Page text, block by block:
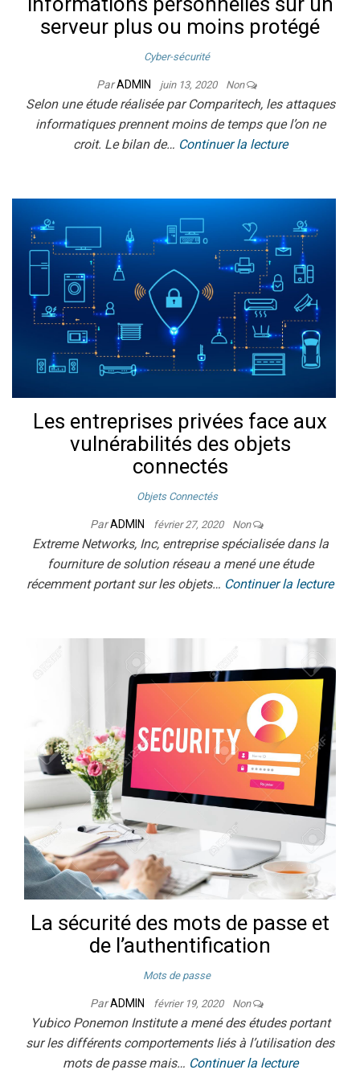
serveur plus ou moins protégé
Cyber-sécurité
ParADMIN juin 13, 2020 Non
Selon une étude réalisée par Comparitech, les attaques
informatiques prennent moins de temps que l’on ne
croit. Le bilan de… Continuer la lecture
Les entreprises privées face aux
vulnérabilités des objets
connectés
Objets Connectés
ParADMIN février 27, 2020 Non
Extreme Networks, Inc, entreprise spécialisée dans la
fourniture de solution réseau a mené une étude
récemment portant sur les objets… Continuer la lecture
La sécurité des mots de passe et
de l’authentification
Mots de passe
ParADMIN février 19, 2020 Non
Yubico Ponemon Institute a mené des études portant
sur les différents comportements liés à l’utilisation des
mots de passe mais… Continuer la lecture